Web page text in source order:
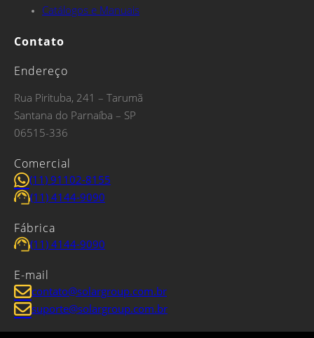
Catálogos e Manuais
Contato
Endereço
Rua Pirituba, 241 – Tarumã
Santana do Parnaíba – SP
06515-336
Comercial
(11) 91102-8155
(11) 4144-9090
Fábrica
(11) 4144-9090
E-mail
contato@solargroup.com.br
suporte@solargroup.com.br